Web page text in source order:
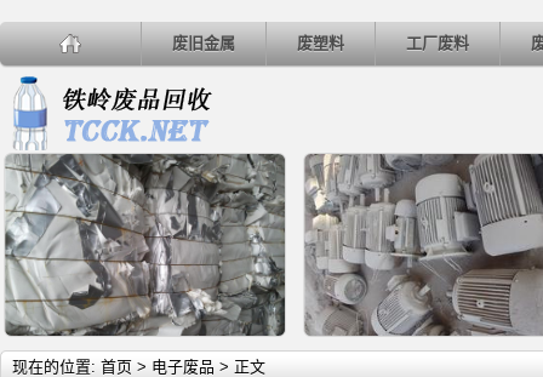
废旧金属 废塑料 工厂废料
详细内容
现在的位置: 首页 > 电子废品 > 正文